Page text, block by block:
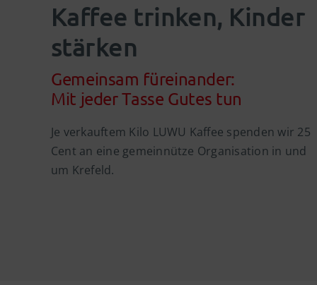
Kaffee trinken, Kinder
stärken
Gemeinsam füreinander:
Mit jeder Tasse Gutes tun
Je verkauftem Kilo LUWU Kaffee spenden wir 25
Cent an eine gemeinnütze Organisation in und
um Krefeld.